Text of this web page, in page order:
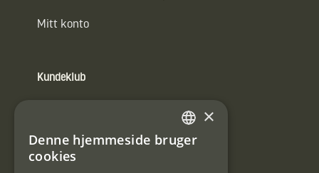
Mitt konto
Kundeklub
E-
SWEDISH
×
Denne hjemmeside bruger
cookies